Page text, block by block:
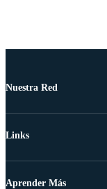
Nuestra Red
Links
Aprender Más